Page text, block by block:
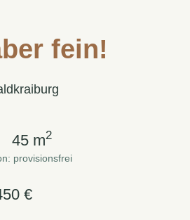
fein!
45 m2
provisionsfrei
€